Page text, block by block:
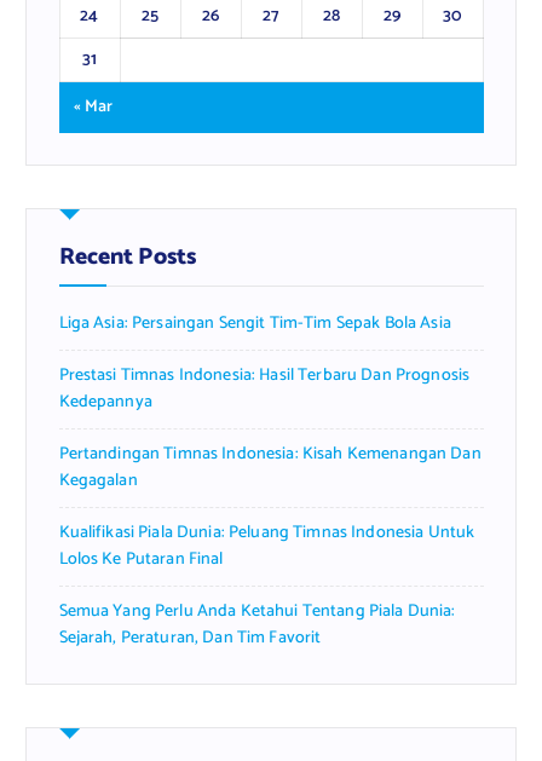
24
25 26 27 28 29
30
31
« Mar
Recent Posts
Liga Asia: Persaingan Sengit Tim-Tim Sepak Bola Asia
Prestasi Timnas Indonesia: Hasil Terbaru Dan Prognosis
Kedepannya
Pertandingan Timnas Indonesia: Kisah Kemenangan Dan
Kegagalan
Kualifikasi Piala Dunia: Peluang Timnas Indonesia Untuk
Lolos Ke Putaran Final
Semua Yang Perlu Anda Ketahui Tentang Piala Dunia:
Sejarah, Peraturan, Dan Tim Favorit